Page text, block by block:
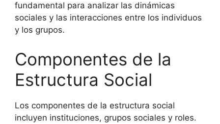
fundamental para analizar las dinámicas
sociales y las interacciones entre los individuos
y los grupos.
Componentes de la
Estructura Social
Los componentes de la estructura social
incluyen instituciones, grupos sociales y roles.